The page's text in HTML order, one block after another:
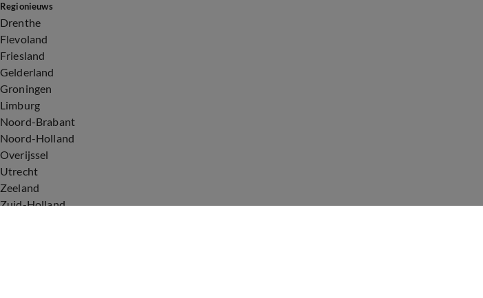
Regionieuws
Drenthe
Flevoland
Friesland
Gelderland
Groningen
Limburg
Noord-Brabant
Noord-Holland
Overijssel
Utrecht
Zeeland
Zuid-Holland